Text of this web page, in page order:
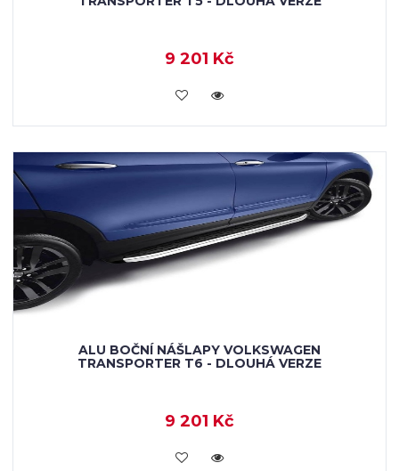
9 201 Kč
KOUPIT
ALU BOČNÍ NÁŠLAPY VOLKSWAGEN
TRANSPORTER T6 - DLOUHÁ VERZE
9 201 Kč
KOUPIT